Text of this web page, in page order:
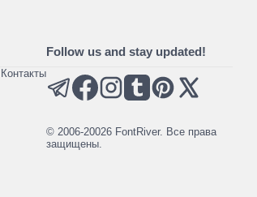
Контакты
Follow us and stay updated!
© 2006-20026 FontRiver. Все права
защищены.